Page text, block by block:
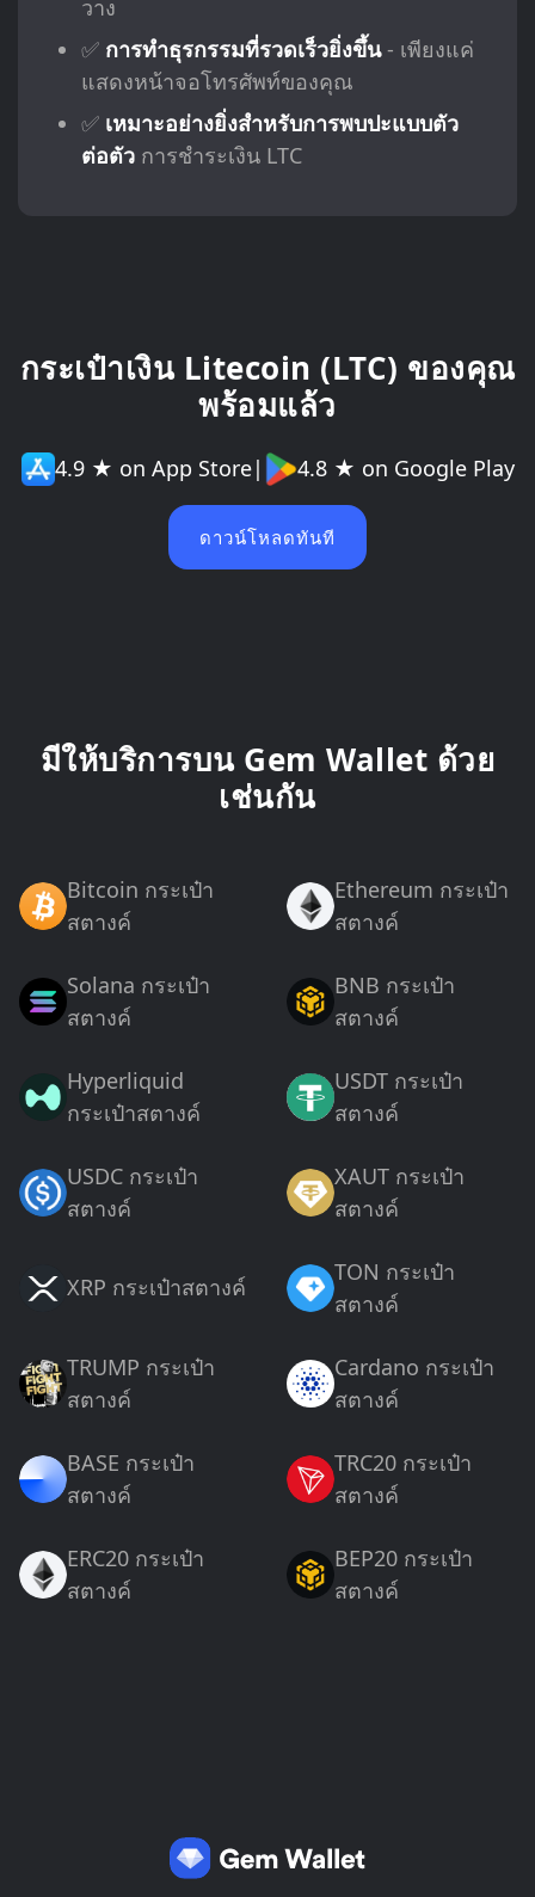
วาง
✅ การทำธุรกรรมที่รวดเร็วยิ่งขึ้น- เพียงแค่
แสดงหน้าจอโทรศัพท์ของคุณ
✅ เหมาะอย่างยิ่งสำหรับการพบปะแบบตัว
ต่อตัวการชำระเงิน LTC
กระเป๋าเงิน Litecoin (LTC) ของคุณ
พร้อมแล้ว
4.9 ★ on App Store| 4.8 ★ on Google Play
ดาวน์โหลดทันที
มีให้บริการบน Gem Wallet ด้วย
เช่นกัน
Bitcoin กระเป๋า
สตางค์
Ethereum กระเป๋า
สตางค์
Solana กระเป๋า
สตางค์
BNB กระเป๋า
สตางค์
Hyperliquid
กระเป๋าสตางค์
USDT กระเป๋า
สตางค์
USDC กระเป๋า
สตางค์
XAUT กระเป๋า
สตางค์
XRP กระเป๋าสตางค์
TON กระเป๋า
สตางค์
TRUMP กระเป๋า
สตางค์
Cardano กระเป๋า
สตางค์
BASE กระเป๋า
สตางค์
TRC20 กระเป๋า
สตางค์
ERC20 กระเป๋า
สตางค์
BEP20 กระเป๋า
สตางค์